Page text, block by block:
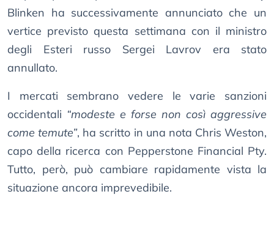
Blinken ha successivamente annunciato che un
vertice previsto questa settimana con il ministro
degli Esteri russo Sergei Lavrov era stato
annullato.
I mercati sembrano vedere le varie sanzioni
occidentali “modeste e forse non così aggressive
come temute”, ha scritto in una nota Chris Weston,
capo della ricerca con Pepperstone Financial Pty.
Tutto, però, può cambiare rapidamente vista la
situazione ancora imprevedibile.